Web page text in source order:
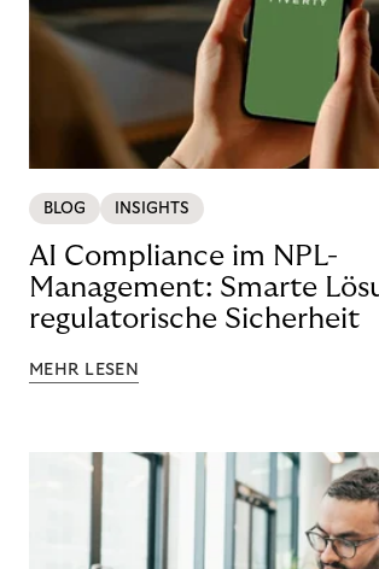
BLOG INSIGHTS
AI Compliance im NPL-
Management: Smarte
regulatorische Sicherheit
MEHR LESEN